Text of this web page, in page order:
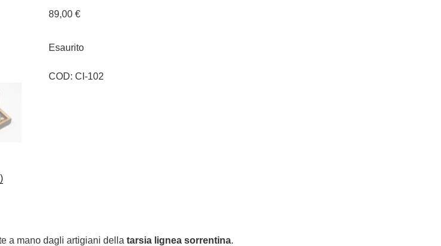
89,00€
Esaurito
COD:CI-102
a mano dagli artigiani della tarsia lignea sorrentina.